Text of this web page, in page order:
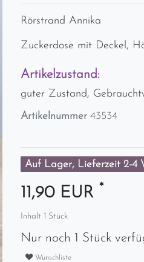
Rörstrand Annika
Zuckerdose mit Deckel,
Artikelzustand:
guter Zustand,
Artikelnummer 43534
Auf Lager, Lieferzeit 2-4
11,90 EUR *
Inhalt 1 Stück
Nur noch 1 Stück
Wunschliste